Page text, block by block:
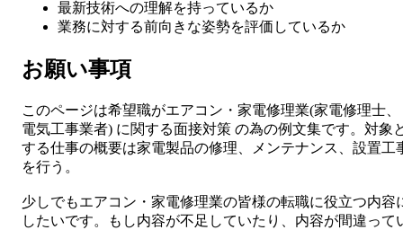
最新技術への理解を持っているか
業務に対する前向きな姿勢を評価しているか
お願い事項
このページは希望職がエアコン・家電修理業(家電修理士、
電気工事業者) に関する面接対策 の為の例文集です。対象
する仕事の概要は家電製品の修理、メンテナンス、設置工
を行う。
少しでもエアコン・家電修理業の皆様の転職に役立つ内容
したいです。もし内容が不足していたり、内容が間違って